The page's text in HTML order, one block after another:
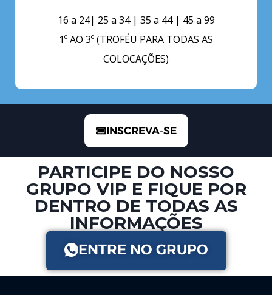
16 a 24| 25 a 34 | 35 a 44 | 45 a 99
1º AO 3º (TROFÉU PARA TODAS AS
COLOCAÇÕES)
INSCREVA-SE
PARTICIPE DO NOSSO
GRUPO VIP E FIQUE POR
DENTRO DE TODAS AS
INFORMAÇÕES
ENTRE NO GRUPO